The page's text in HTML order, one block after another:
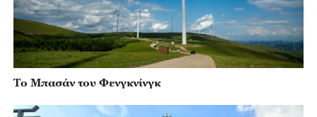
Το Μπασάν του Φενγκνίνγκ